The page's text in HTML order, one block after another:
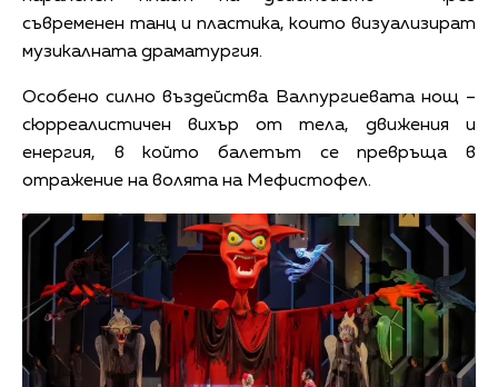
съвременен танц и пластика, които визуализират
музикалната драматургия.
Особено силно въздейства Валпургиевата нощ –
сюрреалистичен вихър от тела, движения и
енергия, в който балетът се превръща в
отражение на волята на Мефистофел.